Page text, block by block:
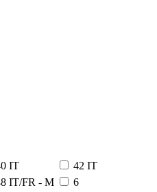
IT
42 IT
IT/FR - M
6